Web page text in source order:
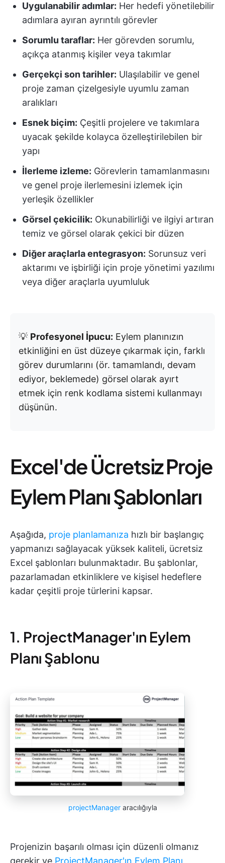
Uygulanabilir adımlar: Her hedefi yönetilebilir
adımlara ayıran ayrıntılı görevler
Sorumlu taraflar: Her görevden sorumlu,
açıkça atanmış kişiler veya takımlar
Gerçekçi son tarihler: Ulaşılabilir ve genel
proje zaman çizelgesiyle uyumlu zaman
aralıkları
Esnek biçim: Çeşitli projelere ve takımlara
uyacak şekilde kolayca özelleştirilebilen bir
yapı
İlerleme izleme: Görevlerin tamamlanmasını
ve genel proje ilerlemesini izlemek için
yerleşik özellikler
Görsel çekicilik: Okunabilirliği ve ilgiyi artıran
temiz ve görsel olarak çekici bir düzen
Diğer araçlarla entegrasyon: Sorunsuz veri
aktarımı ve işbirliği için proje yönetimi yazılımı
veya diğer araçlarla uyumluluk
💡 Profesyonel İpucu: Eylem planınızın
etkinliğini en üst düzeye çıkarmak için, farklı
görev durumlarını (ör. tamamlandı, devam
ediyor, beklemede) görsel olarak ayırt
etmek için renk kodlama sistemi kullanmayı
düşünün.
Excel'de Ücretsiz Proje
Eylem Planı Şablonları
Aşağıda, proje planlamanıza hızlı bir başlangıç
yapmanızı sağlayacak yüksek kaliteli, ücretsiz
Excel şablonları bulunmaktadır. Bu şablonlar,
pazarlamadan etkinliklere ve kişisel hedeflere
kadar çeşitli proje türlerini kapsar.
1. ProjectManager'ın Eylem
Planı Şablonu
projectManageraracılığıyla
Projenizin başarılı olması için düzenli olmanız